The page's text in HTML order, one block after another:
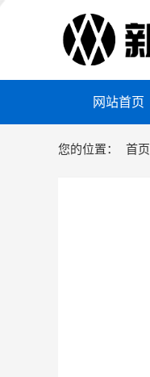
网站首页
您的位置： 首页